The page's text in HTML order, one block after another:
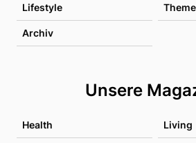
Lifestyle
Archiv
Unsere
Health Living